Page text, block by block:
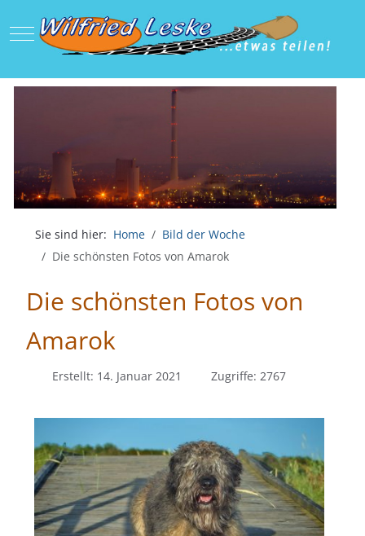
Mobile Menu Toggle
Sie sind hier: Home
Bild der Woche
Die schönsten Fotos von Amarok
Die schönsten Fotos von
Amarok
Erstellt: 14. Januar 2021 Zugriffe: 2767